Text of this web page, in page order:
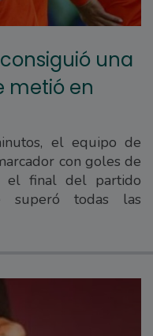
una
metió en
el equipo de
con goles de
el final del partido
todas las